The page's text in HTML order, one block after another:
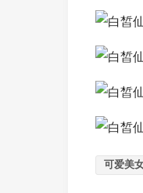
可爱美